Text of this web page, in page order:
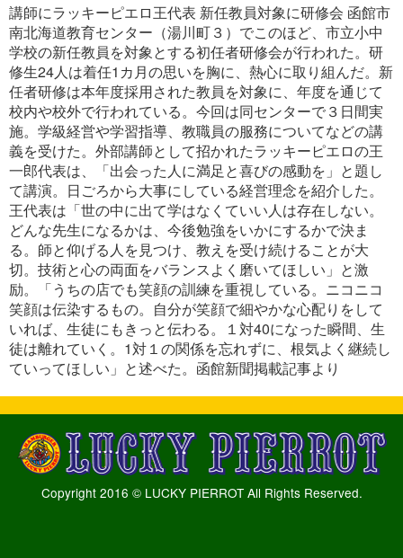
講師にラッキーピエロ王代表 新任教員対象に研修会 函館市
南北海道教育センター（湯川町３）でこのほど、市立小中
学校の新任教員を対象とする初任者研修会が行われた。研
修生24人は着任1カ月の思いを胸に、熱心に取り組んだ。新
任者研修は本年度採用された教員を対象に、年度を通じて
校内や校外で行われている。今回は同センターで３日間実
施。学級経営や学習指導、教職員の服務についてなどの講
義を受けた。外部講師として招かれたラッキーピエロの王
一郎代表は、「出会った人に満足と喜びの感動を」と題し
て講演。日ごろから大事にしている経営理念を紹介した。
王代表は「世の中に出て学はなくていい人は存在しない。
どんな先生になるかは、今後勉強をいかにするかで決ま
る。師と仰げる人を見つけ、教えを受け続けることが大
切。技術と心の両面をバランスよく磨いてほしい」と激
励。「うちの店でも笑顔の訓練を重視している。ニコニコ
笑顔は伝染するもの。自分が笑顔で細やかな心配りをして
いれば、生徒にもきっと伝わる。１対40になった瞬間、生
徒は離れていく。1対１の関係を忘れずに、根気よく継続し
ていってほしい」と述べた。函館新聞掲載記事より
Copyright 2016 © LUCKY PIERROT All Rights Reserved.